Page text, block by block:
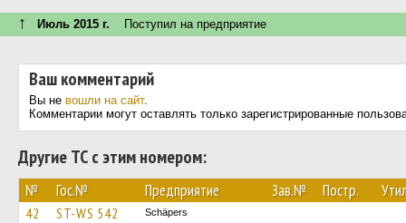
↑ Июль 2015 г. Поступил на предприятие
Ваш комментарий
Вы не вошли на сайт.
Комментарии могут оставлять только зарегистрированные
Другие ТС с этим номером:
№ Гос.№ Предприятие Зав.№ Постр.
42 ST-WS 542 Schäpers